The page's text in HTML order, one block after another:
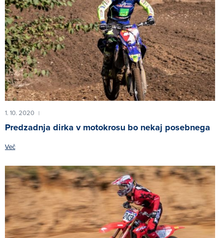
1. 10. 2020 |
Predzadnja dirka v motokrosu bo nekaj posebnega
Več